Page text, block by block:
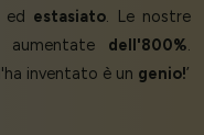
ed estasiato. Le nostre
aumentate dell'800%.
inventato è un genio!’